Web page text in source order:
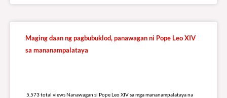
Maging daan ng pagbubuklod, panawagan ni Pope Leo XIV
sa mananampalataya
5,573 total views Nanawagan si Pope Leo XIV sa mga mananampalataya na